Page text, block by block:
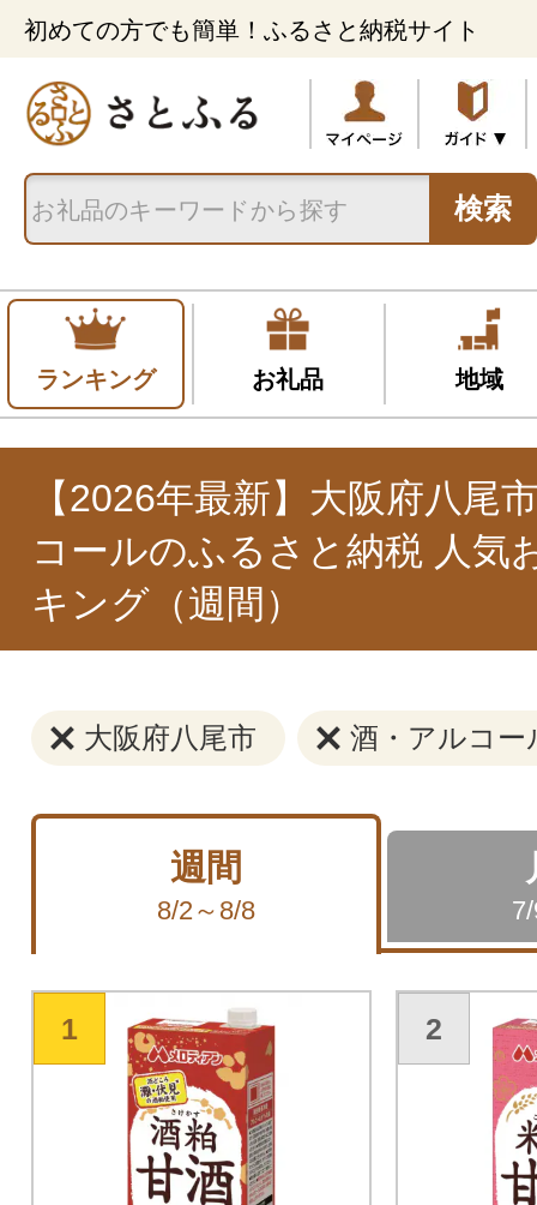
初めての方でも簡単！ふるさと納税サイト
検索
ランキング お礼品 地域
【2026年最新】大阪府八尾
コールのふるさと納税 人気
キング（週間）
大阪府八尾市 酒・アルコー
週間
8/2～8/8
1 2